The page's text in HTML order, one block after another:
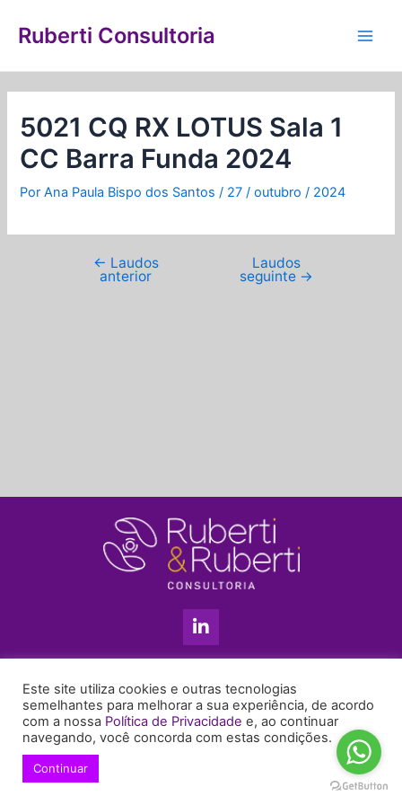
para
conteúdo
Ruberti Consultoria
5021 CQ RX LOTUS Sala 1
CC Barra Funda 2024
PorAna Paula Bispo dos Santos/ 27 / outubro / 2024
de
← Laudos
anterior
Laudos
seguinte →
L
i
n
e
d
i
n
+55 11 99655-6439
enyruberti@ruberticonsultoria.com.br
Este site utiliza cookies e outras tecnologias
semelhantes para melhorar a sua experiência, de acordo
com a nossa Política de Privacidade e, ao continuar
navegando, você concorda com estas condições.
Continuar